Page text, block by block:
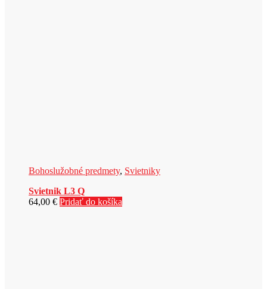
Bohoslužobné predmety, Svietniky
Svietnik L3 Q
64,00 € Pridať do košíka